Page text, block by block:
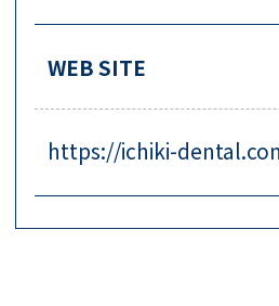
WEB SITE
https://ichiki-